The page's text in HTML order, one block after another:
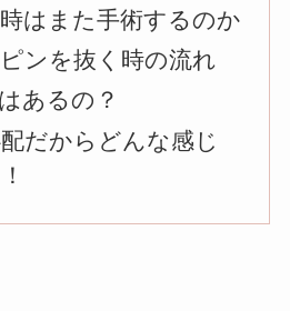
はまた手術するのか
ンを抜く時の流れ
あるの？
だからどんな感じ